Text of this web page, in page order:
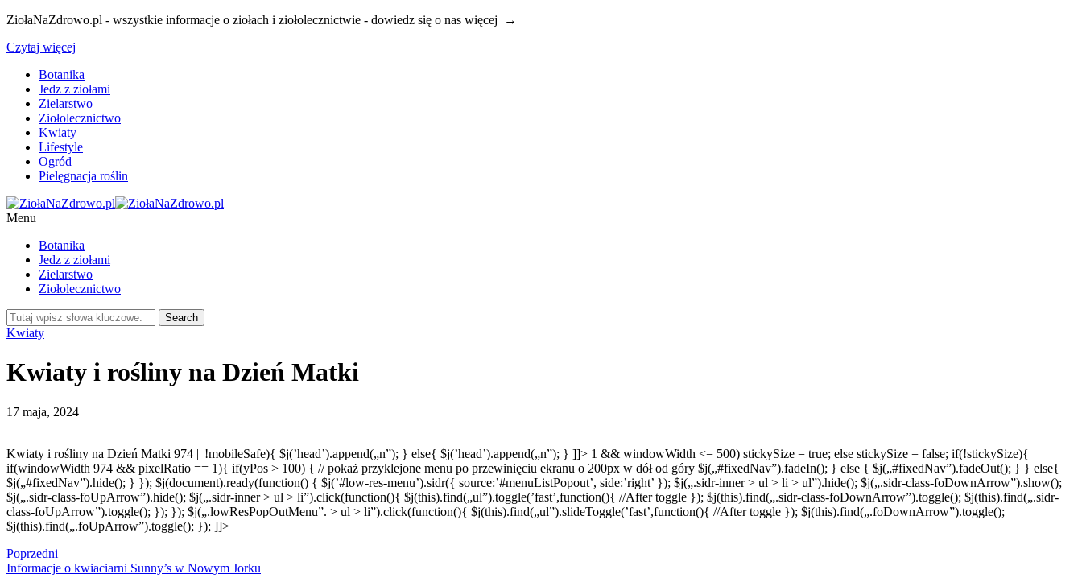
ZiołaNaZdrowo.pl - wszystkie informacje o ziołach i ziołolecznictwie - dowiedz się o nas więcej →
Czytaj więcej
Botanika
Jedz z ziołami
Zielarstwo
Ziołolecznictwo
Kwiaty
Lifestyle
Ogród
Pielęgnacja roślin
Menu
Botanika
Jedz z ziołami
Zielarstwo
Ziołolecznictwo
Kwiaty
Kwiaty i rośliny na Dzień Matki
17 maja, 2024
Kwiaty i rośliny na Dzień Matki 974 || !mobileSafe){ $j(’head’).append(„n”); } else{ $j(’head’).append(„n”); } ]]> 1 && windowWidth <= 500) stickySize = true; else stickySize = false; if(!stickySize){
if(windowWidth 974 && pixelRatio == 1){ if(yPos > 100) { // pokaż przyklejone menu po przewinięciu ekranu o 200px w dół od góry $j(„#fixedNav”).fadeIn(); } else { $j(„#fixedNav”).fadeOut(); } } else{
$j(„#fixedNav”).hide(); } }); $j(document).ready(function() { $j(’#low-res-menu’).sidr({ source:’#menuListPopout’, side:’right’ }); $j(„.sidr-inner > ul > li > ul”).hide(); $j(„.sidr-class-foDownArrow”).show();
$j(„.sidr-class-foUpArrow”).hide(); $j(„.sidr-inner > ul > li”).click(function(){ $j(this).find(„ul”).toggle(’fast’,function(){ //After toggle }); $j(this).find(„.sidr-class-foDownArrow”).toggle(); $j(this).find(„.sidr-
class-foUpArrow”).toggle(); }); }); $j(„.lowResPopOutMenu”. > ul > li”).click(function(){ $j(this).find(„ul”).slideToggle(’fast’,function(){ //After toggle }); $j(this).find(„.foDownArrow”).toggle();
$j(this).find(„.foUpArrow”).toggle(); }); ]]>
Poprzedni
Informacje o kwiaciarni Sunny’s w Nowym Jorku